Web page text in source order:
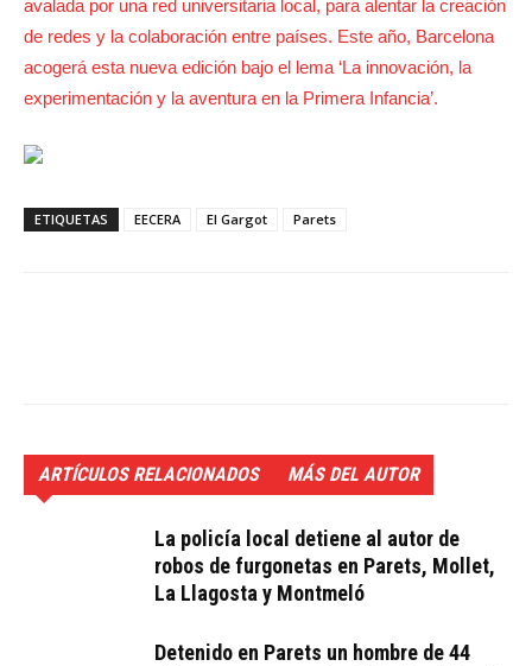
avalada por una red universitaria local, para alentar la creación
de redes y la colaboración entre países. Este año, Barcelona
acogerá esta nueva edición bajo el lema ‘La innovación, la
experimentación y la aventura en la Primera Infancia’.
ETIQUETAS EECERA El Gargot Parets
ARTÍCULOS RELACIONADOS MÁS DEL AUTOR
La policía local detiene al autor de
robos de furgonetas en Parets, Mollet,
La Llagosta y Montmeló
Detenido en Parets un hombre de 44